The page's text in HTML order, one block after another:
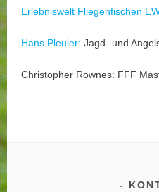
Erlebniswelt Fliegenfischen
Hans Pleuler: Jagd- und
Christopher Rownes: FFF